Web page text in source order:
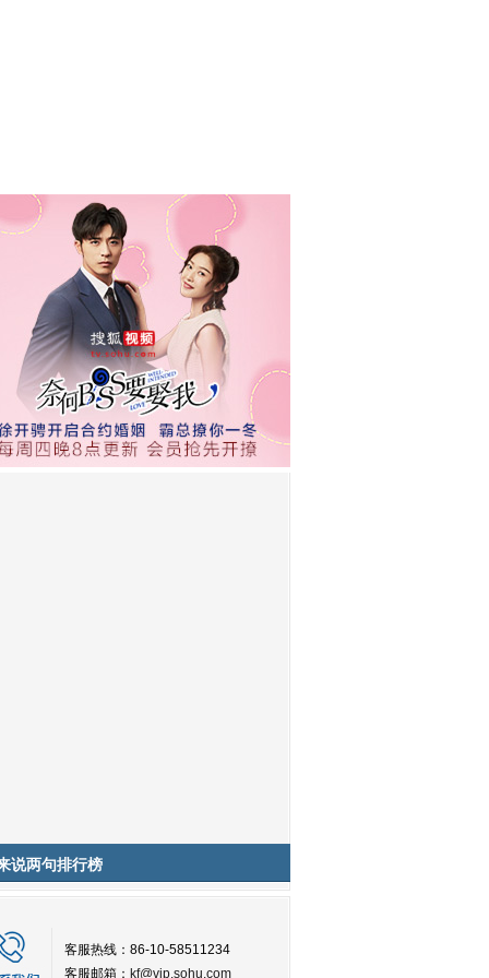
说两句排行榜
客服热线：86-10-58511234
客服邮箱： kf@vip.sohu.com